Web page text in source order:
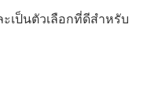
ป็นตัวเลือกที่ดีสำหรับ